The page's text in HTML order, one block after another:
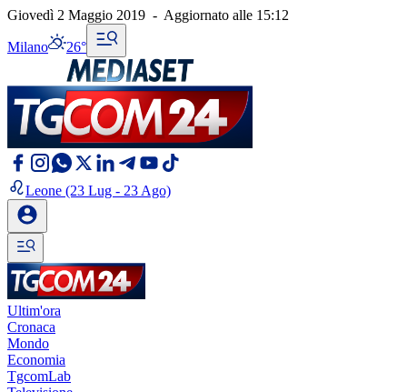
Giovedì 2 Maggio 2019 - Aggiornato alle 15:12
Milano 26°
Leone (23 Lug - 23 Ago)
Ultim'ora
Cronaca
Mondo
Economia
TgcomLab